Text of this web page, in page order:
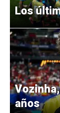
Los
años